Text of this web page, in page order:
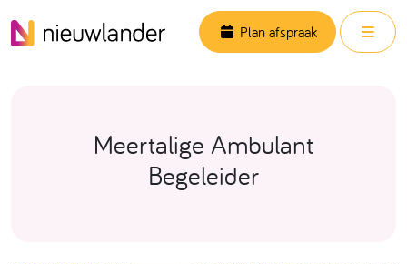
Plan afspraak Menu
Meertalige Ambulant
Begeleider